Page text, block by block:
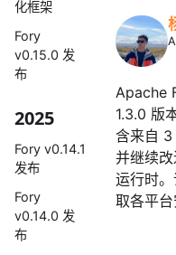
化框架
Fory
v0.15.0 发
布
2025
Fory v0.14.1
发布
Fory
v0.14.0 发
布
Apache
1.3.0 版
含来自 3
并继续
运行时
取各平台